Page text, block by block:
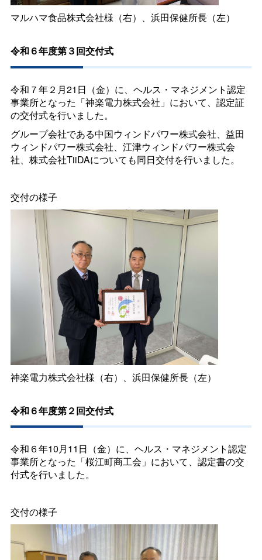
マルハマ食品株式会社様（右）、浜田保健所長（左）
令和６年度第３回交付式
令和７年２月21日（金）に、ヘルス・マネジメント認定
事業所となった「神楽電力株式会社」において、認定証
の交付式を行いました。
グループ会社である中国ウィンドパワー株式会社、益田
ウィンドパワー株式会社、江津ウィンドパワー株式会
社、株式会社TiiDAについても同日交付を行いました。
交付の様子
神楽電力株式会社様（右）、浜田保健所長（左）
令和６年度第２回交付式
令和６年10月11日（金）に、ヘルス・マネジメント認定
事業所となった「桜江町商工会」において、認定書の交
付式を行いました。
交付の様子